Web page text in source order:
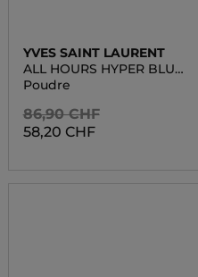
YVES SAINT LAURENT
ALL HOURS HYPER BLUR
POWDER
Poudre
86,90 CHF
58,20 CHF